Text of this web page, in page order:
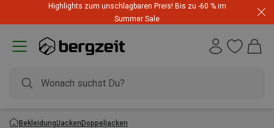
Highlights zum unschlagbaren Preis! Bis zu -60 % im
Summer Sale
BekleidungJackenDoppeljacken